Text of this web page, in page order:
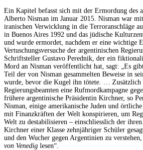
Ein Kapitel befasst sich mit der Ermordung des
Alberto Nisman im Januar 2015. Nisman war
iranischen Verwicklung in die Terroranschläge
in Buenos Aires 1992 und das jüdische
und wurde ermordet, nachdem er eine wichtige
Vertuschungsversuche der argentinischen
Schriftsteller Gustavo Perednik, der ein
Mord an Nisman veröffentlicht hat, sagt: „Es
Teil der von Nisman gesammelten Beweise in
wurde, bevor die Kugel ihn tötete. … Zusätzlich
Regierungsbeamten eine Rufmordkampagne
frühere argentinische Präsidentin Kirchner, so
Nisman, einige amerikanische Juden und
mit Finanzkräften der Welt konspirieren, um
Welt zu destabilisieren – einschliesslich der
Kirchner einer Klasse zehnjähriger Schüler
und den Wucher gegen Argentinien zu
von Venedig lesen“.